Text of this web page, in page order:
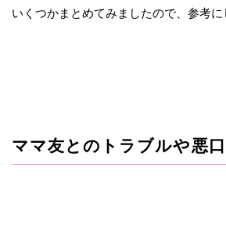
いくつかまとめてみましたので、参考に
ママ友とのトラブルや悪